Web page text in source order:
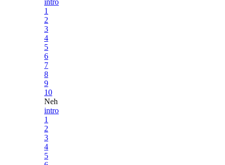
intro
1
2
3
4
5
6
7
8
9
10
Neh
intro
1
2
3
4
5